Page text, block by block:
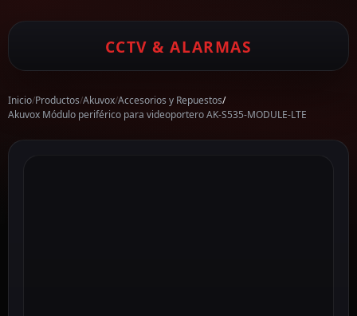
CCTV & ALARMAS
Inicio/Productos/Akuvox/Accesorios y Repuestos/
Akuvox Módulo periférico para videoportero AK-S535-MODULE-LTE